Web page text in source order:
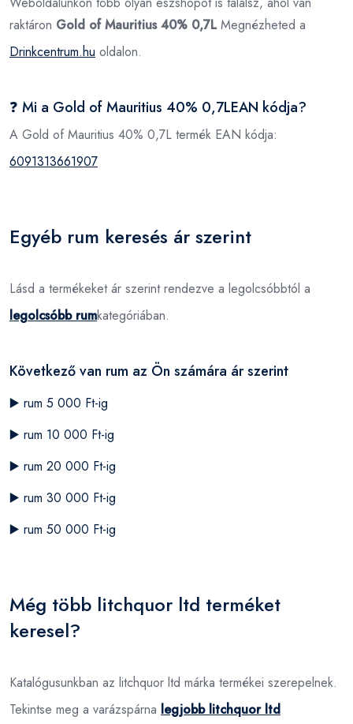
raktáron Gold of Mauritius 40% 0,7LMegnézheted a
Drinkcentrum.hu oldalon.
❓ Mi a Gold of Mauritius 40% 0,7LEAN kódja?
A Gold of Mauritius 40% 0,7L termék EAN kódja:
6091313661907
Egyéb rum keresés ár szerint
Lásd a termékeket ár szerint rendezve a legolcsóbbtól a
legolcsóbb rumkategóriában.
Következő van rum az Ön számára ár szerint
▶️ rum 5 000 Ft-ig
▶️ rum 10 000 Ft-ig
▶️ rum 20 000 Ft-ig
▶️ rum 30 000 Ft-ig
▶️ rum 50 000 Ft-ig
Még több litchquor ltd terméket
keresel?
Katalógusunkban az litchquor ltd márka termékei szerepelnek.
Tekintse meg a varázspárna legjobb litchquor ltd